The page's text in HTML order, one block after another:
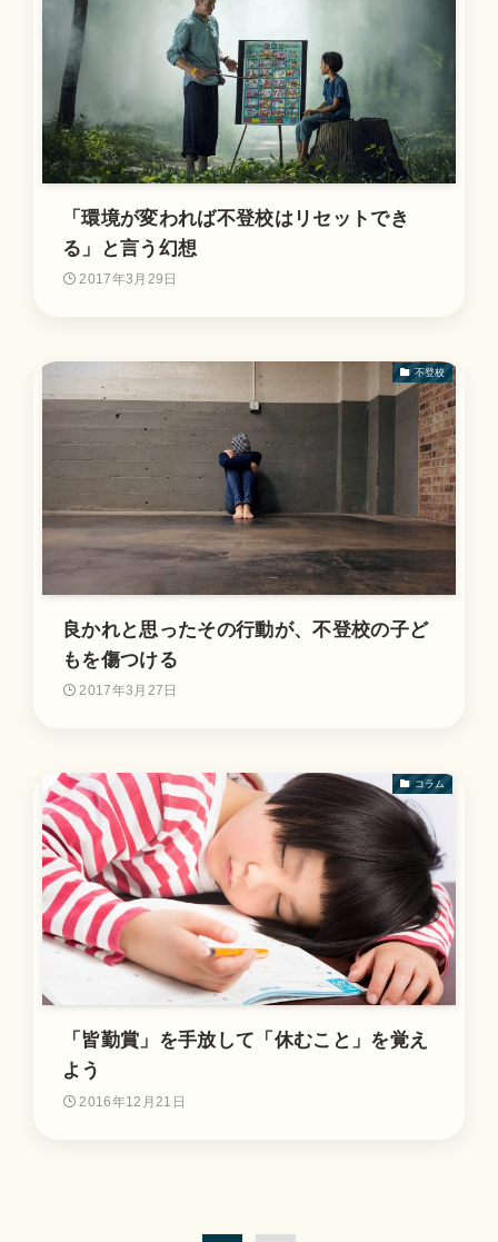
「環境が変われば不登校はリセットでき
る」と言う幻想
2017年3月29日
不登校
良かれと思ったその行動が、不登校の子ど
もを傷つける
2017年3月27日
コラム
「皆勤賞」を手放して「休むこと」を覚え
よう
2016年12月21日